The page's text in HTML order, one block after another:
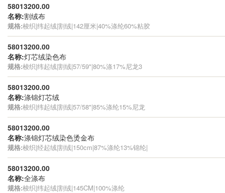
58013200.00
名称:割绒布
规格:梭织|纬起绒|割绒|142厘米|40%涤纶60%粘胶
58013200.00
名称:灯芯绒染色布
规格:梭织|纬起绒|割绒|57/59"|80%涤17%尼龙3
58013200.00
名称:涤锦灯芯绒
规格:梭织|纬起绒|割绒|57/58"|85%涤纶15%尼龙
58013200.00
名称:涤锦灯芯绒染色烫金布
规格:梭织|经起绒|割绒|150cm|87%涤纶13%锦纶|
58013200.00
名称:全涤布
规格:梭织|纬起绒|割绒|145CM|100%涤纶